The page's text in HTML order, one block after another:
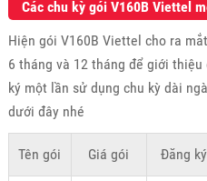
Các chu kỳ gói V160B Viettel
Hiện gói V160B Viettel cho ra
6 tháng và 12 tháng để giới
ký một lần sử dụng chu kỳ dài
dưới đây nhé
Tên gói Giá gói Đăng ký